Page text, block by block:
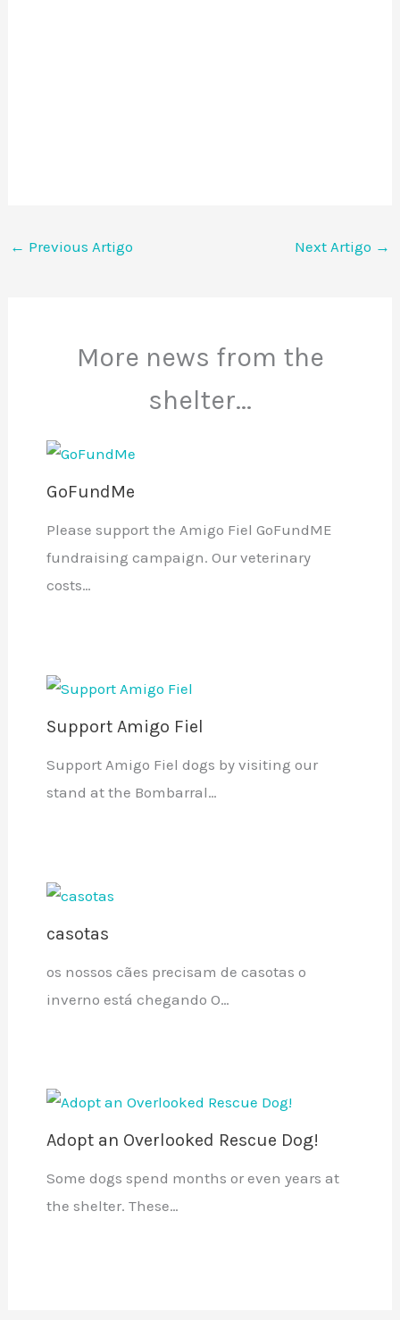
← Previous Artigo Next Artigo →
More news from the
shelter...
GoFundMe
Please support the Amigo Fiel GoFundME
fundraising campaign. Our veterinary
costs…
Support Amigo Fiel
Support Amigo Fiel dogs by visiting our
stand at the Bombarral…
casotas
os nossos cães precisam de casotas o
inverno está chegando O…
Adopt an Overlooked Rescue Dog!
Some dogs spend months or even years at
the shelter. These…